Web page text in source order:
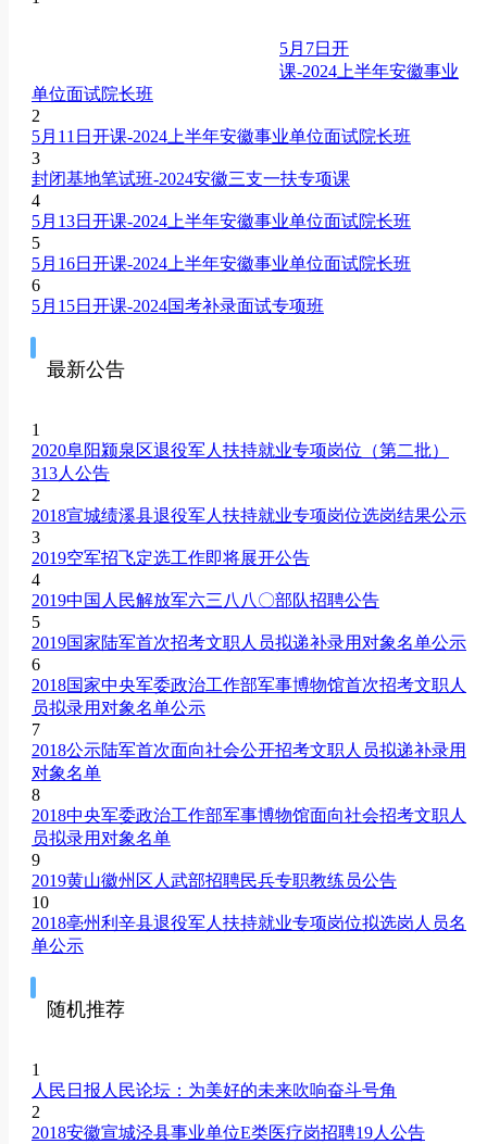
5月7日开
课-2024上半年安徽事业
单位面试院长班
2
5月11日开课-2024上半年安徽事业单位面试院长班
3
封闭基地笔试班-2024安徽三支一扶专项课
4
5月13日开课-2024上半年安徽事业单位面试院长班
5
5月16日开课-2024上半年安徽事业单位面试院长班
6
5月15日开课-2024国考补录面试专项班
最新公告
1
2020阜阳颍泉区退役军人扶持就业专项岗位（第二批）
313人公告
2
2018宣城绩溪县退役军人扶持就业专项岗位选岗结果公示
3
2019空军招飞定选工作即将展开公告
4
2019中国人民解放军六三八八〇部队招聘公告
5
2019国家陆军首次招考文职人员拟递补录用对象名单公示
6
2018国家中央军委政治工作部军事博物馆首次招考文职人
员拟录用对象名单公示
7
2018公示陆军首次面向社会公开招考文职人员拟递补录用
对象名单
8
2018中央军委政治工作部军事博物馆面向社会招考文职人
员拟录用对象名单
9
2019黄山徽州区人武部招聘民兵专职教练员公告
10
2018亳州利辛县退役军人扶持就业专项岗位拟选岗人员名
单公示
随机推荐
1
人民日报人民论坛：为美好的未来吹响奋斗号角
2
2018安徽宣城泾县事业单位E类医疗岗招聘19人公告